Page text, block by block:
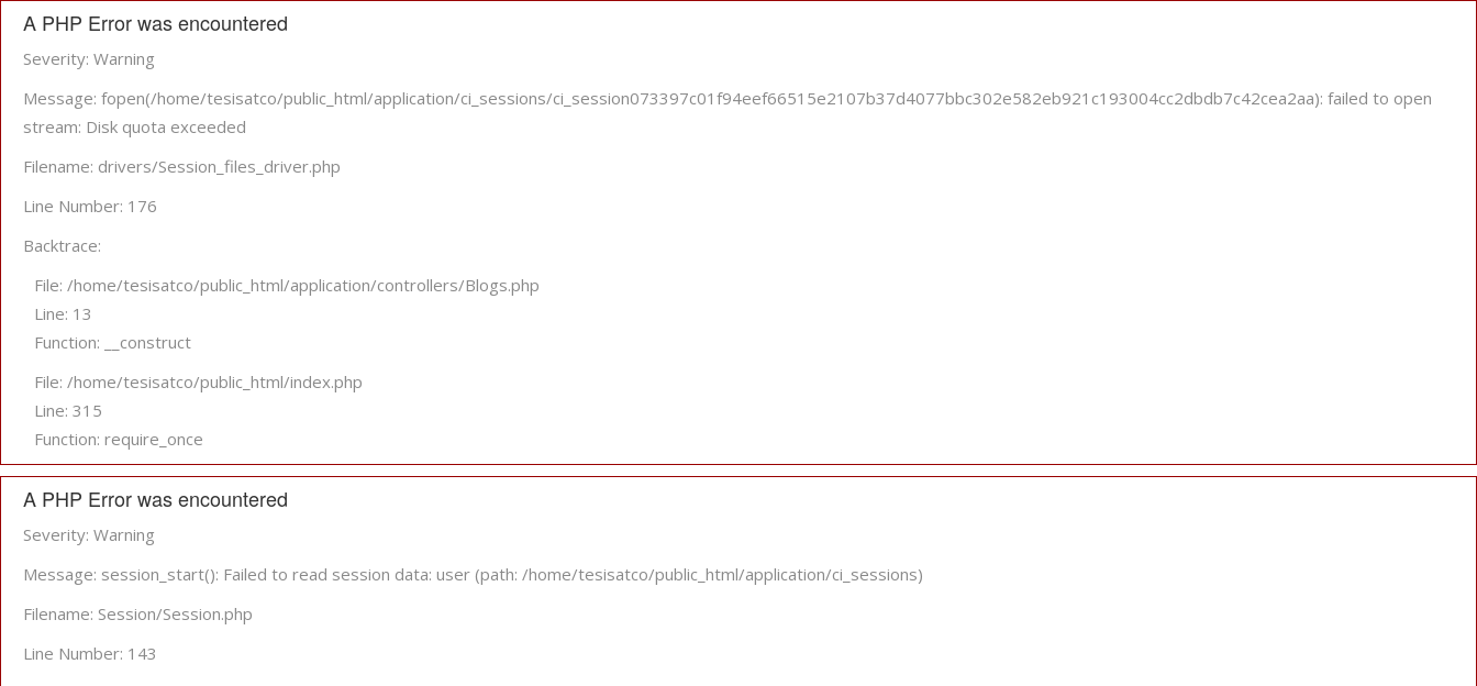
A PHP Error was encountered
Severity: Warning
Message: fopen(/home/tesisatco/public_html/application/ci_sessions/ci_session073397c01f94eef66515e2107b37d4077bbc302e582eb921c193004cc2dbdb7c42cea2aa): failed to open
stream: Disk quota exceeded
Filename: drivers/Session_files_driver.php
Line Number: 176
Backtrace:
File: /home/tesisatco/public_html/application/controllers/Blogs.php
Line: 13
Function: __construct
File: /home/tesisatco/public_html/index.php
Line: 315
Function: require_once
A PHP Error was encountered
Severity: Warning
Message: session_start(): Failed to read session data: user (path: /home/tesisatco/public_html/application/ci_sessions)
Filename: Session/Session.php
Line Number: 143